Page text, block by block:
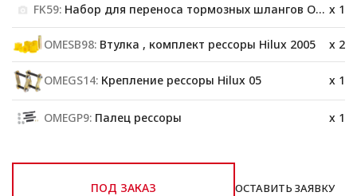
FK59: Набор для переноса тормозных шлангов OME FK59 на Hilux 2005-2015 x 1
OMESB98: Втулка , комплект рессоры Hilux 2005 x 2
OMEGS14: Крепление рессоры Hilux 05 x 1
OMEGP9: Палец рессоры x 1
ПОД ЗАКАЗ ОСТАВИТЬ ЗАЯВКУ